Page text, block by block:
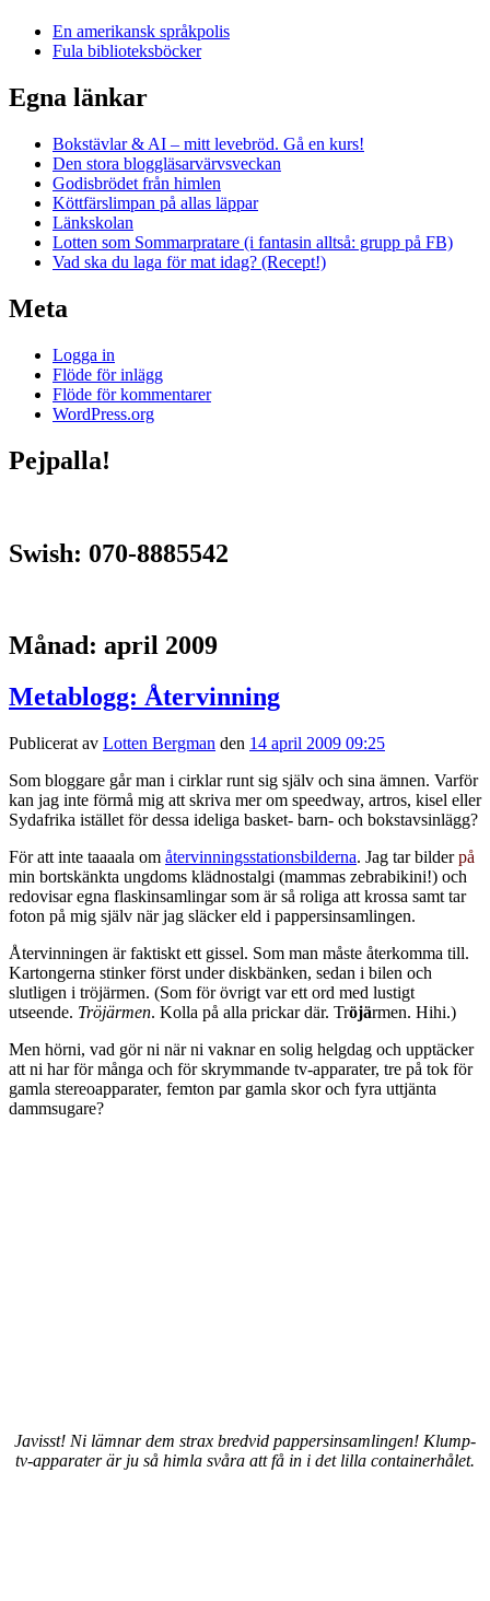
En amerikansk språkpolis
Fula biblioteksböcker
Egna länkar
Bokstävlar & AI – mitt levebröd. Gå en kurs!
Den stora bloggläsarvärvsveckan
Godisbrödet från himlen
Köttfärslimpan på allas läppar
Länkskolan
Lotten som Sommarpratare (i fantasin alltså: grupp på FB)
Vad ska du laga för mat idag? (Recept!)
Meta
Logga in
Flöde för inlägg
Flöde för kommentarer
WordPress.org
Pejpalla!
Swish: 070-8885542
Månad: april 2009
Metablogg: Återvinning
Publicerat av Lotten Bergman den 14 april 2009 09:25
Som bloggare går man i cirklar runt sig själv och sina ämnen. Varför
kan jag inte förmå mig att skriva mer om speedway, artros, kisel eller
Sydafrika istället för dessa ideliga basket- barn- och bokstavsinlägg?
För att inte taaaala om återvinningsstationsbilderna. Jag tar bilderpå
min bortskänkta ungdoms klädnostalgi (mammas zebrabikini!) och
redovisar egna flaskinsamlingar som är så roliga att krossa samt tar
foton på mig själv när jag släcker eld i pappersinsamlingen.
Återvinningen är faktiskt ett gissel. Som man måste återkomma till.
Kartongerna stinker först under diskbänken, sedan i bilen och
slutligen i tröjärmen. (Som för övrigt var ett ord med lustigt
utseende. Tröjärmen. Kolla på alla prickar där. Tröjärmen. Hihi.)
Men hörni, vad gör ni när ni vaknar en solig helgdag och upptäcker
att ni har för många och för skrymmande tv-apparater, tre på tok för
gamla stereoapparater, femton par gamla skor och fyra uttjänta
dammsugare?
Javisst! Ni lämnar dem strax bredvid pappersinsamlingen! Klump-
tv-apparater är ju så himla svåra att få in i det lilla containerhålet.